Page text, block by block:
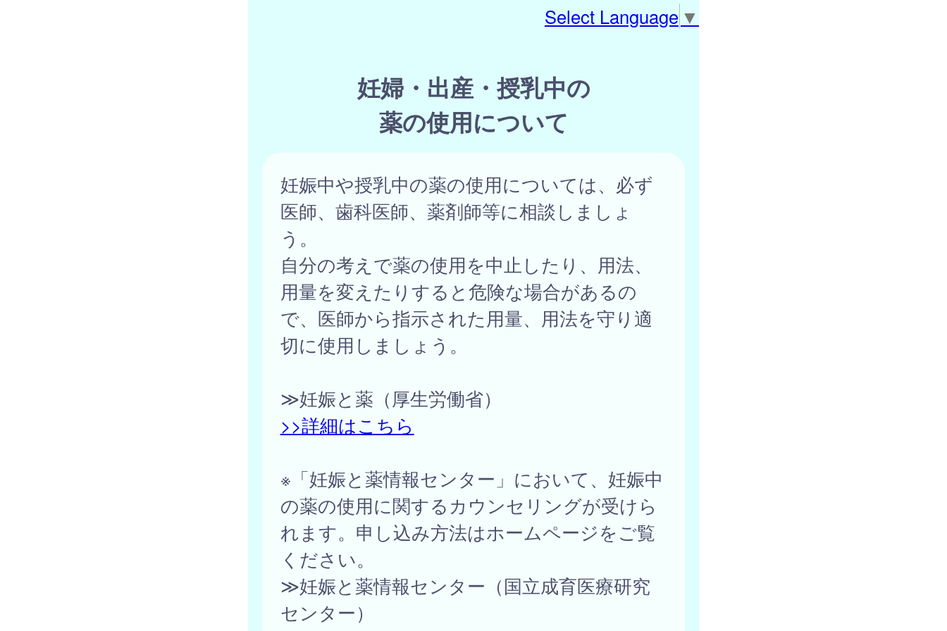
Select Language ▼
妊婦・出産・授乳中の
薬の使用について
妊娠中や授乳中の薬の使用については、必ず
医師、歯科医師、薬剤師等に相談しましょ
う。
自分の考えで薬の使用を中止したり、用法、
用量を変えたりすると危険な場合があるの
で、医師から指示された用量、用法を守り適
切に使用しましょう。
≫妊娠と薬（厚生労働省）
>>詳細はこちら
※「妊娠と薬情報センター」において、妊娠中
の薬の使用に関するカウンセリングが受けら
れます。申し込み方法はホームページをご覧
ください。
≫妊娠と薬情報センター（国立成育医療研究
センター）